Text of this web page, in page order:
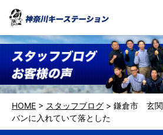
HOME > スタッフブログ > 鎌倉市 玄
バンに入れていて落とした